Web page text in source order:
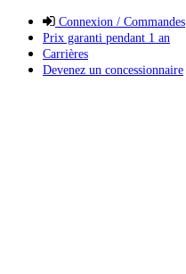
Connexion / Commandes
Prix garanti pendant 1 an
Carrières
Devenez un concessionnaire